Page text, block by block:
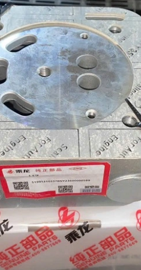
LÁ CÔN HYUNDAI COUNTY BẢN 300, 14
RĂNG ÓC 35MM CHÍNH HNAGX
Hotline (24/7): 0976.760.892